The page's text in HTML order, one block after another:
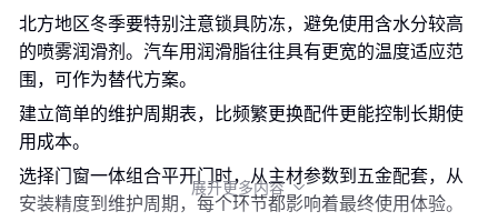
北方地区冬季要特别注意锁具防冻，避免使用含水分较高
的喷雾润滑剂。汽车用润滑脂往往具有更宽的温度适应范
围，可作为替代方案。
建立简单的维护周期表，比频繁更换配件更能控制长期使
用成本。
选择门窗一体组合平开门时，从主材参数到五金配套，从
安装精度到维护周期，每个环节都影响着最终使用体验。
展开更多内容 